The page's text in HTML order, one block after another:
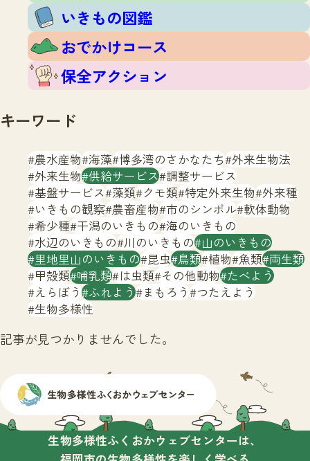
サイトマップ
いきもの図鑑
おでかけコース
保全アクション
キーワード
農水産物 海藻 博多湾のさかなたち 外来生物法
外来生物 供給サービス 調整サービス
基盤サービス 藻類 クモ類 特定外来生物 外来種
いきもの観察 農畜産物 市のシンボル 軟体動物
希少種 干潟のいきもの 海のいきもの
水辺のいきもの 川のいきもの 山のいきもの
里地里山のいきもの 昆虫 鳥類 植物 魚類 両生類
甲殻類 哺乳類 は虫類 その他動物 たべよう
えらぼう ふれよう まもろう つたえよう
生物多様性
記事が見つかりませんでした。
生物多様性ふくおかウェブセンターは、